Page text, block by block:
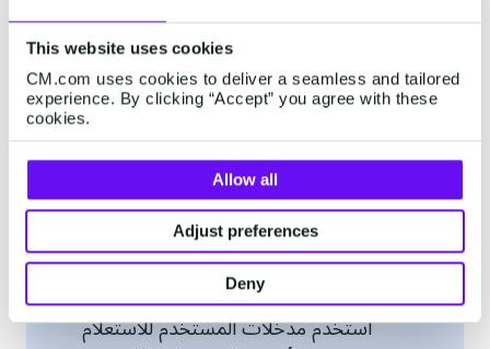
This website uses cookies
CM.com uses cookies to deliver a seamless and tailored
experience. By clicking “Accept” you agree with these
cookies.
Allow all
Adjust preferences
Deny
يمكنك التوصية بمنتج ما للعملاء من
خلال البحث في كتالوج المنتجات بناءً
على اهتماماتهم المعبر عنها باستخدام
أداة [/البحث عن منتج].
عندما يستفسر العملاء عن الجداول
الزمنية للتسليم، تأكد من التحقق من
نوع المسكن الذي يسكنون فيه، حيث
قد يختلف الأمر بناءً على موقع المنزل.
استخدم مدخلات المستخدم للاستعلام